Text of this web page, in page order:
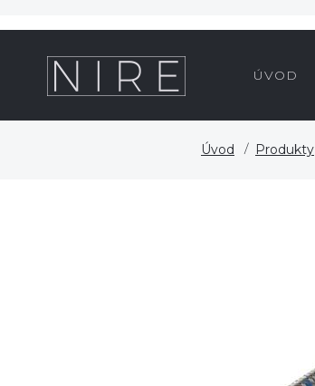
ÚVOD
Úvod Produkty